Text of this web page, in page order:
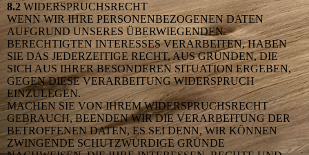
8.2 WIDERSPRUCHSRECHT
WENN WIR IHRE PERSONENBEZOGENEN DATEN
AUFGRUND UNSERES ÜBERWIEGENDEN
BERECHTIGTEN INTERESSES VERARBEITEN, HABEN
SIE DAS JEDERZEITIGE RECHT, AUS GRÜNDEN, DIE
SICH AUS IHRER BESONDEREN SITUATION ERGEBEN,
GEGEN DIESE VERARBEITUNG WIDERSPRUCH
EINZULEGEN.
MACHEN SIE VON IHREM WIDERSPRUCHSRECHT
GEBRAUCH, BEENDEN WIR DIE VERARBEITUNG DER
BETROFFENEN DATEN, ES SEI DENN, WIR KÖNNEN
ZWINGENDE SCHUTZWÜRDIGE GRÜNDE